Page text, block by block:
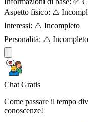
Aspetto fisico: ⚠️
Interessi: ⚠️ Incompleto
Personalità: ⚠️ Incompleto
Chat Gratis
Come passare il tempo
conoscenze!